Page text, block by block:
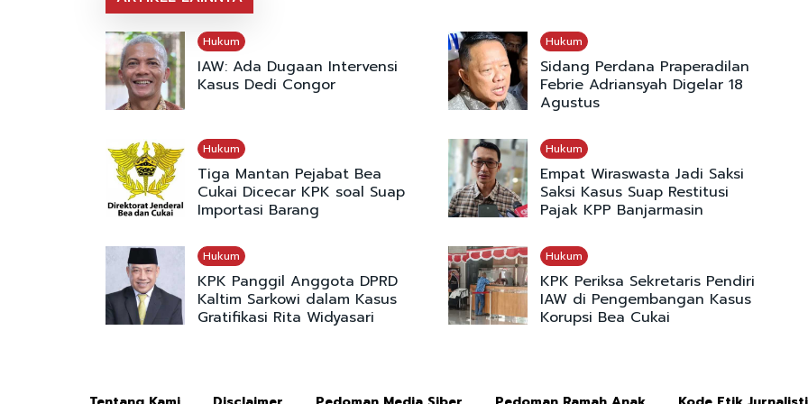
Hukum
IAW: Ada Dugaan Intervensi
Kasus Dedi Congor
Hukum
Sidang Perdana Praperadilan
Febrie Adriansyah Digelar 18
Agustus
Hukum
Tiga Mantan Pejabat Bea
Cukai Dicecar KPK soal Suap
Importasi Barang
Hukum
Empat Wiraswasta Jadi Saksi
Saksi Kasus Suap Restitusi
Pajak KPP Banjarmasin
Hukum
KPK Panggil Anggota DPRD
Kaltim Sarkowi dalam Kasus
Gratifikasi Rita Widyasari
Hukum
KPK Periksa Sekretaris Pendiri
IAW di Pengembangan Kasus
Korupsi Bea Cukai